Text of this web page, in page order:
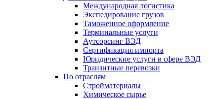
Международная логистика
Экспедирование грузов
Таможенное оформление
Терминальные услуги
Аутсорсинг ВЭД
Сертификация импорта
Юридические услуги в сфере ВЭД
Транзитные перевозки
По отраслям
Стройматериалы
Химическое сырье